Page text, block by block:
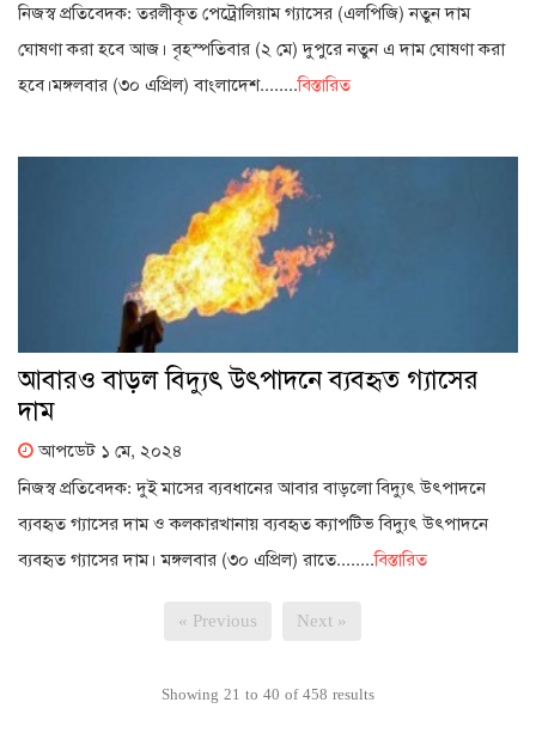
নিজস্ব প্রতিবেদক: তরলীকৃত পেট্রোলিয়াম গ্যাসের (এলপিজি) নতুন দাম
ঘোষণা করা হবে আজ। বৃহস্পতিবার (২ মে) দুপুরে নতুন এ দাম ঘোষণা করা
হবে।মঙ্গলবার (৩০ এপ্রিল) বাংলাদেশ........বিস্তারিত
আবারও বাড়ল বিদ্যুৎ উৎপাদনে ব্যবহৃত গ্যাসের
দাম
আপডেট ১ মে, ২০২৪
নিজস্ব প্রতিবেদক: দুই মাসের ব্যবধানের আবার বাড়লো বিদ্যুৎ উৎপাদনে
ব্যবহৃত গ্যাসের দাম ও কলকারখানায় ব্যবহৃত ক্যাপটিভ বিদ্যুৎ উৎপাদনে
ব্যবহৃত গ্যাসের দাম। মঙ্গলবার (৩০ এপ্রিল) রাতে........বিস্তারিত
« Previous Next »
Showing 21 to 40 of458 results